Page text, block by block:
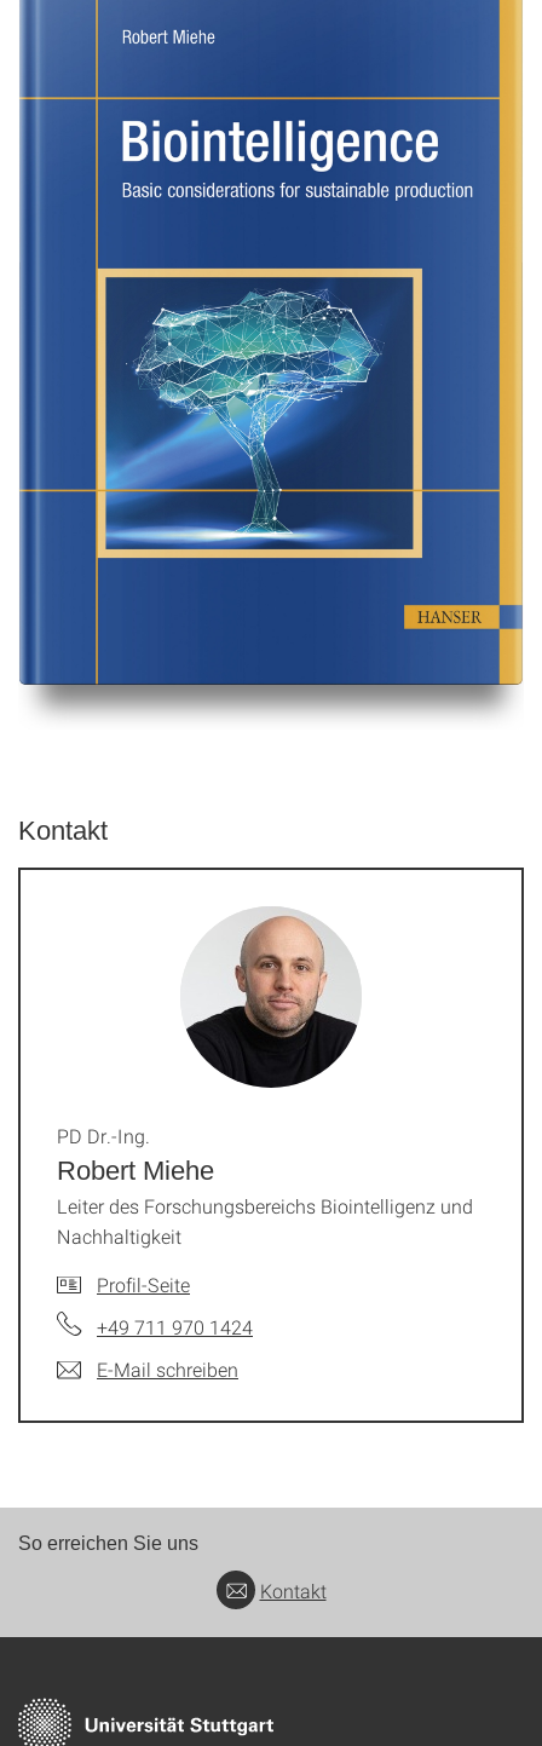
Kontakt
Robert Miehe
PD Dr.-Ing.
Leiter des Forschungsbereichs Biointelligenz und
Nachhaltigkeit
Profil-Seite
+49 711 970 1424
E-Mail schreiben
So erreichen Sie uns
Kontakt